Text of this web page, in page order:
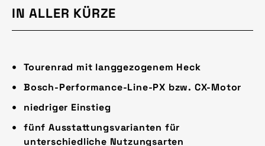
IN ALLER KÜRZE
Tourenrad mit langgezogenem Heck
Bosch-Performance-Line-PX bzw. CX-Motor
niedriger Einstieg
fünf Ausstattungsvarianten für
unterschiedliche Nutzungsarten